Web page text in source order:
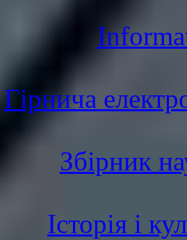
Гірнича
Збірник
Історія і